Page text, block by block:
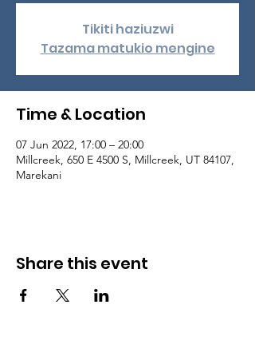
Tikiti haziuzwi
Tazama matukio mengine
Time & Location
07 Jun 2022, 17:00 – 20:00
Millcreek, 650 E 4500 S, Millcreek, UT 84107,
Marekani
Share this event